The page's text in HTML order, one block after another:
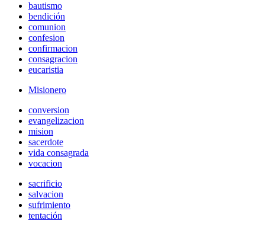
bautismo
bendición
comunion
confesion
confirmacion
consagracion
eucaristia
Misionero
conversion
evangelizacion
mision
sacerdote
vida consagrada
vocacion
sacrificio
salvacion
sufrimiento
tentación